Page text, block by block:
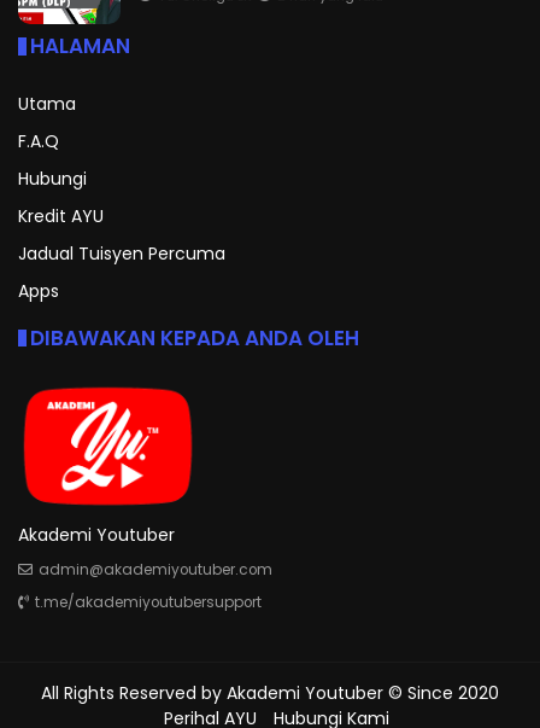
HALAMAN
Utama
F.A.Q
Hubungi
Kredit AYU
Jadual Tuisyen Percuma
Apps
DIBAWAKAN KEPADA ANDA OLEH
Akademi Youtuber
admin@akademiyoutuber.com
t.me/akademiyoutubersupport
All Rights Reserved by Akademi Youtuber © Since 2020
Perihal AYU
Hubungi Kami